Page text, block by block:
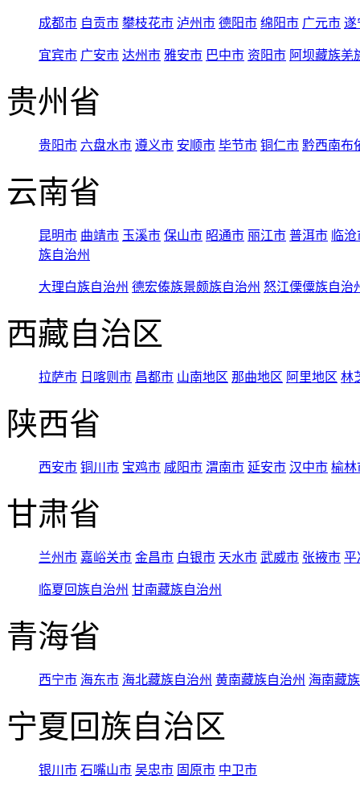
成都市 自贡市 攀枝花市 泸州市 德阳市 绵阳市 广元市 遂
宜宾市 广安市 达州市 雅安市 巴中市 资阳市 阿坝藏族羌
贵州省
贵阳市 六盘水市 遵义市 安顺市 毕节市 铜仁市 黔西南布
云南省
昆明市 曲靖市 玉溪市 保山市 昭通市 丽江市 普洱市 临
族自治州
大理白族自治州 德宏傣族景颇族自治州 怒江傈僳族自治
西藏自治区
拉萨市 日喀则市 昌都市 山南地区 那曲地区 阿里地区 林
陕西省
西安市 铜川市 宝鸡市 咸阳市 渭南市 延安市 汉中市 榆林
甘肃省
兰州市 嘉峪关市 金昌市 白银市 天水市 武威市 张掖市 平
临夏回族自治州 甘南藏族自治州
青海省
西宁市 海东市 海北藏族自治州 黄南藏族自治州 海南藏
宁夏回族自治区
银川市 石嘴山市 吴忠市 固原市 中卫市